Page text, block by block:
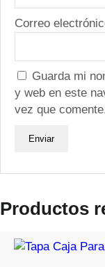
Correo
Guarda mi
y web en este
vez que
Productos